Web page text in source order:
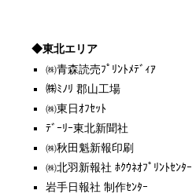
◆東北エリア
㈱青森読売ﾌﾟﾘﾝﾄﾒﾃﾞｨｱ
㈱ﾐﾉﾘ 郡山工場
㈱東日ｵﾌｾｯﾄ
ﾃﾞｰﾘｰ東北新聞社
㈱秋田魁新報印刷
㈱北羽新報社 ﾎｸｳﾈｵﾌﾟﾘﾝﾄｾﾝﾀｰ
岩手日報社 制作ｾﾝﾀｰ